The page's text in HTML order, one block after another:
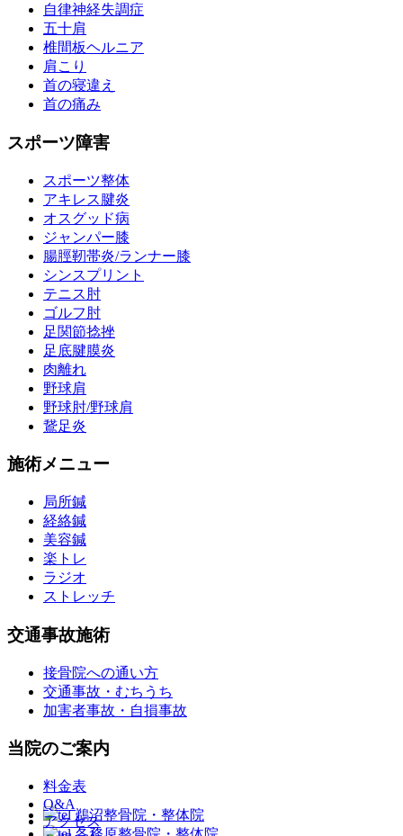
自律神経失調症
五十肩
椎間板ヘルニア
肩こり
首の寝違え
首の痛み
スポーツ障害
スポーツ整体
アキレス腱炎
オスグッド病
ジャンパー膝
腸脛靭帯炎/ランナー膝
シンスプリント
テニス肘
ゴルフ肘
足関節捻挫
足底腱膜炎
肉離れ
野球肩
野球肘/野球肩
鵞足炎
施術メニュー
局所鍼
経絡鍼
美容鍼
楽トレ
ラジオ
ストレッチ
交通事故施術
接骨院への通い方
交通事故・むちうち
加害者事故・自損事故
当院のご案内
料金表
Q&A
アクセス